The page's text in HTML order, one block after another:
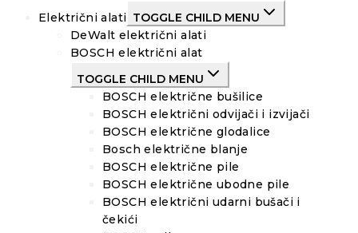
Električni alati TOGGLE CHILD MENU
DeWalt električni alati
BOSCH električni alat
TOGGLE CHILD MENU
BOSCH električne bušilice
BOSCH električni odvijači i izvijači
BOSCH električne glodalice
Bosch električne blanje
BOSCH električne pile
BOSCH električne ubodne pile
BOSCH električni udarni bušači i
čekići